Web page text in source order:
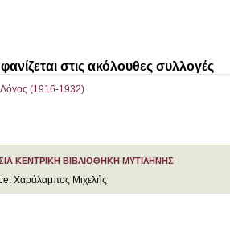
στις ακόλουθες συλλογές
Λόγος (1916-1932)
ΚΕΝΤΡΙΚΗ ΒΙΒΛΙΟΘΗΚΗ ΜΥΤΙΛΗΝΗΣ
Χαράλαμπος Μιχελής